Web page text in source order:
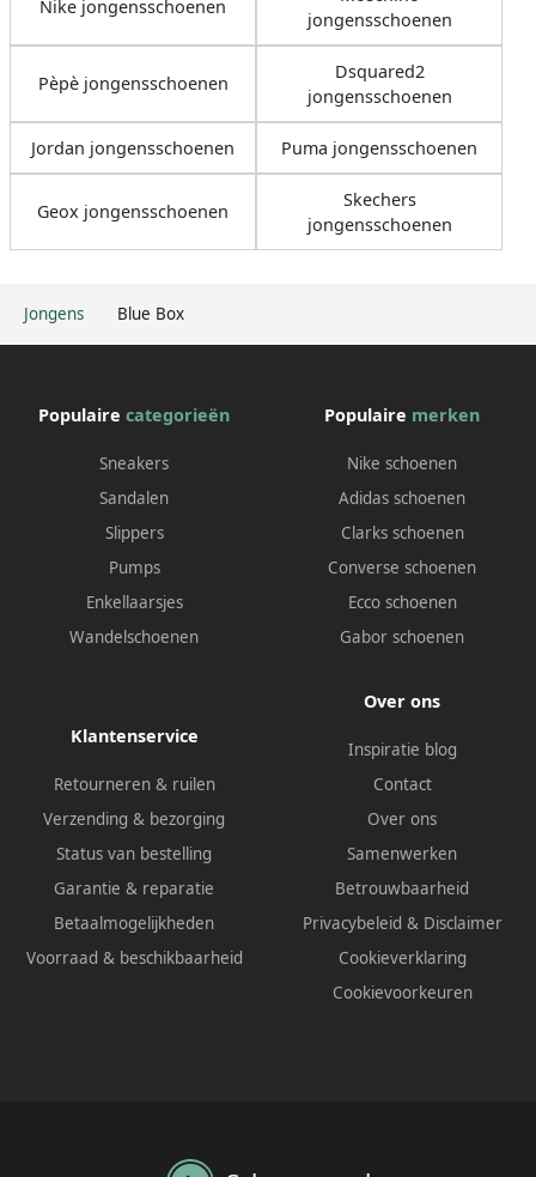
Jongens Blue Box
Nike jongensschoenen
jongensschoenen
Pèpè jongensschoenen
Dsquared2
jongensschoenen
Jordan jongensschoenen Puma jongensschoenen
Geox jongensschoenen
Skechers
jongensschoenen
Populaire categorieën
Sneakers
Sandalen
Slippers
Pumps
Enkellaarsjes
Wandelschoenen
Populaire merken
Nike schoenen
Adidas schoenen
Clarks schoenen
Converse schoenen
Ecco schoenen
Gabor schoenen
Klantenservice
Retourneren & ruilen
Verzending & bezorging
Status van bestelling
Garantie & reparatie
Betaalmogelijkheden
Voorraad & beschikbaarheid
Over ons
Inspiratie blog
Contact
Over ons
Samenwerken
Betrouwbaarheid
Privacybeleid & Disclaimer
Cookieverklaring
Cookievoorkeuren